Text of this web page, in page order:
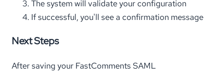
The system will validate your configuration
If successful, you'll see a confirmation message
Next Steps
After saving your FastComments SAML